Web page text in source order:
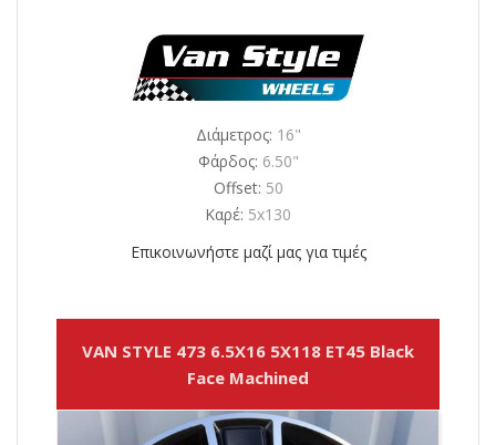
Διάμετρος: 16"
Φάρδος: 6.50"
Offset: 50
Καρέ: 5x130
Επικοινωνήστε μαζί μας για τιμές
VAN STYLE 473 6.5X16 5X118 ET45 Black
Face Machined